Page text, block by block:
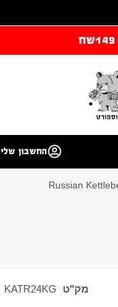
החשבון שלי
מק"ט KATR24KG